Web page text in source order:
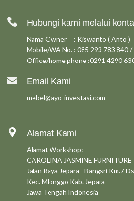
Hubungi kami melalui
Nama Owner : Kiswanto ( Anto )
Mobile/WA No. : 085 293 783 840
Office/home phone :0291 4290
Email Kami
mebel@ayo-investasi.com
Alamat Kami
Alamat Workshop:
CAROLINA JASMINE FURNITURE
Jalan Raya Jepara - Bangsri Km.7
Kec. Mlonggo Kab. Jepara
Jawa Tengah Indonesia